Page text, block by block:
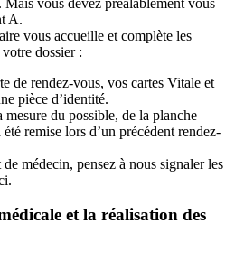
A.
vous accueille et complète les
dossier :
de rendez-vous, vos cartes Vitale et
pièce d’identité.
du possible, de la planche
remise lors d’un précédent rendez-
médecin, pensez à nous signaler les
et la réalisation des